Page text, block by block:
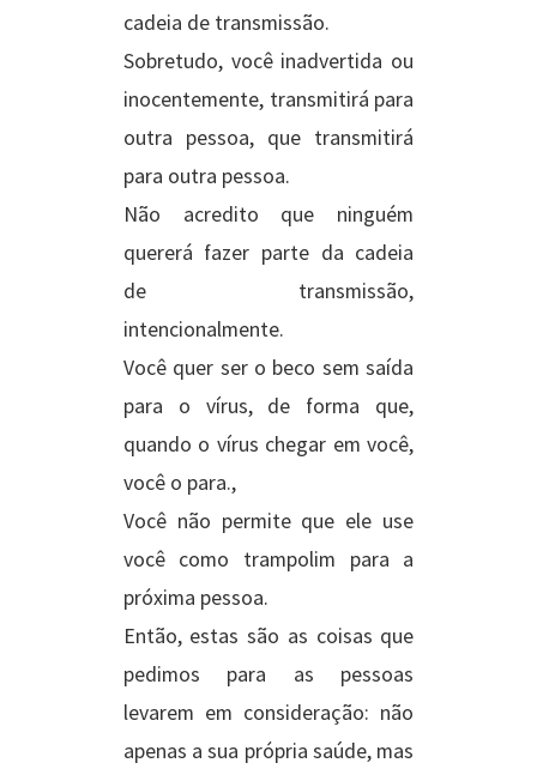
cadeia de transmissão.
Sobretudo, você inadvertida ou
inocentemente, transmitirá para
outra pessoa, que transmitirá
para outra pessoa.
Não acredito que ninguém
quererá fazer parte da cadeia
de transmissão,
intencionalmente.
Você quer ser o beco sem saída
para o vírus, de forma que,
quando o vírus chegar em você,
você o para.,
Você não permite que ele use
você como trampolim para a
próxima pessoa.
Então, estas são as coisas que
pedimos para as pessoas
levarem em consideração: não
apenas a sua própria saúde, mas